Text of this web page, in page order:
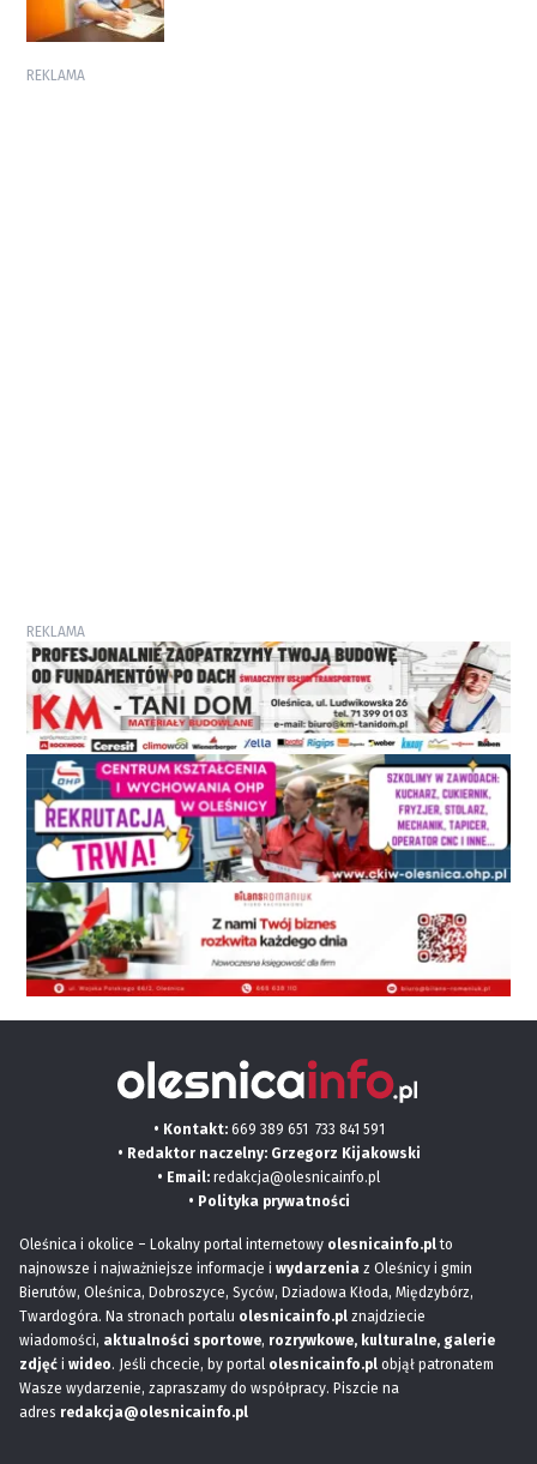
REKLAMA
REKLAMA
• Kontakt: 669 389 651 733 841 591
• Redaktor naczelny: Grzegorz Kijakowski
• Email: redakcja@olesnicainfo.pl
• Polityka prywatności
Oleśnica i okolice – Lokalny portal internetowy olesnicainfo.plto
najnowsze i najważniejsze informacje i wydarzenia z Oleśnicy i gmin
Bierutów, Oleśnica, Dobroszyce, Syców, Dziadowa Kłoda, Międzybórz,
Twardogóra. Na stronach portalu olesnicainfo.pl znajdziecie
wiadomości, aktualności sportowe, rozrywkowe, kulturalne, galerie
zdjęć i wideo. Jeśli chcecie, by portal olesnicainfo.pl objął patronatem
Wasze wydarzenie, zapraszamy do współpracy. Piszcie na
adres redakcja@olesnicainfo.pl